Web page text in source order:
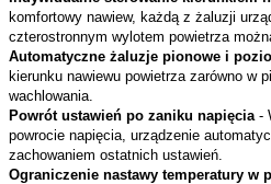
komfortowy nawiew, każdą z żaluzji
czterostronnym wylotem powietrza
Automatyczne żaluzje pionowe i
kierunku nawiewu powietrza zarówno w
wachlowania.
Powrót ustawień po zaniku napięcia -
powrocie napięcia, urządzenie
zachowaniem ostatnich ustawień.
Ograniczenie nastawy temperatury w